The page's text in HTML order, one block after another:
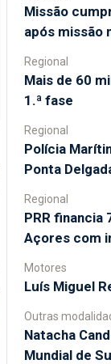
Missão
após missão
Regional
Mais de 60
1.ª fase
Regional
Polícia
Ponta
Regional
PRR financia
Açores com
Motores
Luís Miguel
Outras
Natacha
Mundial de